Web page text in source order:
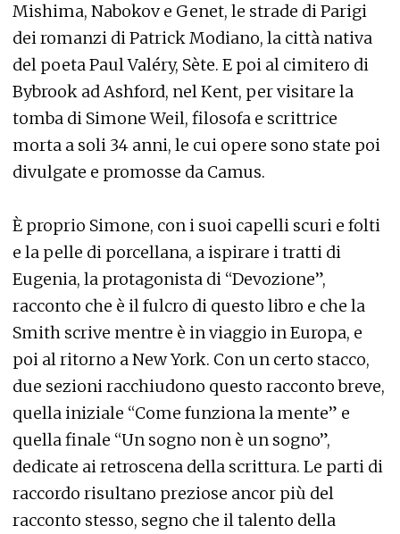
Mishima, Nabokov e Genet, le strade di Parigi
dei romanzi di Patrick Modiano, la città nativa
del poeta Paul Valéry, Sète. E poi al cimitero di
Bybrook ad Ashford, nel Kent, per visitare la
tomba di Simone Weil, filosofa e scrittrice
morta a soli 34 anni, le cui opere sono state poi
divulgate e promosse da Camus.
È proprio Simone, con i suoi capelli scuri e folti
e la pelle di porcellana, a ispirare i tratti di
Eugenia, la protagonista di “Devozione”,
racconto che è il fulcro di questo libro e che la
Smith scrive mentre è in viaggio in Europa, e
poi al ritorno a New York. Con un certo stacco,
due sezioni racchiudono questo racconto breve,
quella iniziale “Come funziona la mente” e
quella finale “Un sogno non è un sogno”,
dedicate ai retroscena della scrittura. Le parti di
raccordo risultano preziose ancor più del
racconto stesso, segno che il talento della